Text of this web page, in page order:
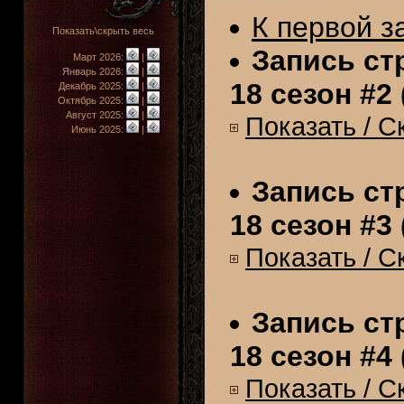
Показать\скрыть весь
Март 2026:
|
Январь 2026:
|
Декабрь 2025:
|
Октябрь 2025:
|
Август 2025:
|
Июнь 2025:
|
К первой
Запись
18 сезон #2
Показать /
Запись
18 сезон #3
Показать /
Запись
18 сезон #4
Показать /